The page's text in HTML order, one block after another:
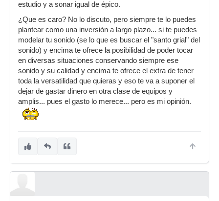
estudio y a sonar igual de épico.
¿Que es caro? No lo discuto, pero siempre te lo puedes
plantear como una inversión a largo plazo... si te puedes
modelar tu sonido (se lo que es buscar el "santo grial" del
sonido) y encima te ofrece la posibilidad de poder tocar
en diversas situaciones conservando siempre ese
sonido y su calidad y encima te ofrece el extra de tener
toda la versatilidad que quieras y eso te va a suponer el
dejar de gastar dinero en otra clase de equipos y
amplis... pues el gasto lo merece... pero es mi opinión.